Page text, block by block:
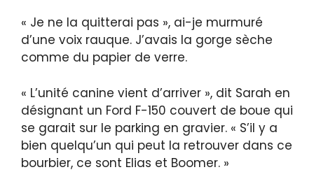
« Je ne la quitterai pas », ai-je murmuré
d’une voix rauque. J’avais la gorge sèche
comme du papier de verre.
« L’unité canine vient d’arriver », dit Sarah en
désignant un Ford F-150 couvert de boue qui
se garait sur le parking en gravier. « S’il y a
bien quelqu’un qui peut la retrouver dans ce
bourbier, ce sont Elias et Boomer. »